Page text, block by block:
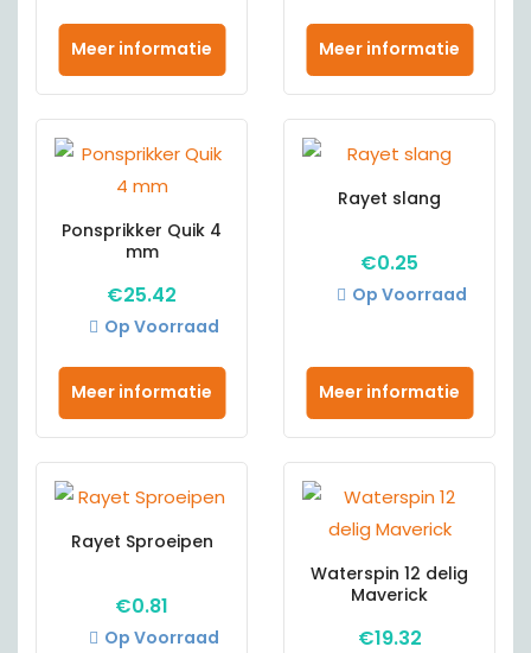
Meer informatie Meer informatie
Ponsprikker Quik 4
mm
€25.42
Meer informatie
Op Voorraad
Rayet slang
€0.25
Meer informatie
Op Voorraad
Rayet Sproeipen
€0.81
Op Voorraad
Waterspin 12 delig
Maverick
€19.32